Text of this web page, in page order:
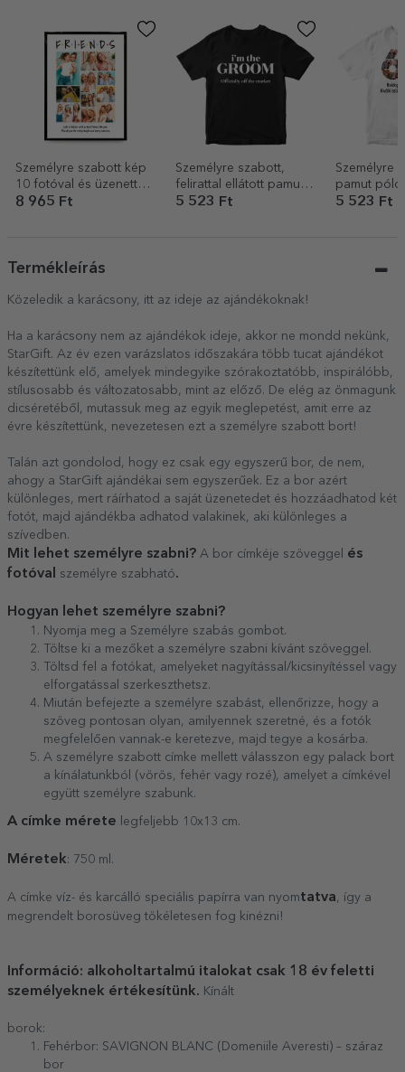
Személyre szabott kép
10 fotóval és üzenettel
– Friends
8 965 Ft
Személyre szabott,
felirattal ellátott pamut
póló – A vőlegény
5 523 Ft
Személyre
pamut
és
5 523 Ft
Termékleírás
Közeledik a karácsony, itt az ideje az ajándékoknak!
Ha a karácsony nem az ajándékok ideje, akkor ne mondd nekünk,
StarGift. Az év ezen varázslatos időszakára több tucat ajándékot
készítettünk elő, amelyek mindegyike szórakoztatóbb, inspirálóbb,
stílusosabb és változatosabb, mint az előző. De elég az önmagunk
dicséretéből, mutassuk meg az egyik meglepetést, amit erre az
évre készítettünk, nevezetesen ezt a személyre szabott bort!
Talán azt gondolod, hogy ez csak egy egyszerű bor, de nem,
ahogy a StarGift ajándékai sem egyszerűek. Ez a bor azért
különleges, mert ráírhatod a saját üzenetedet és hozzáadhatod két
fotót, majd ajándékba adhatod valakinek, aki különleges a
szívedben.
Mit lehet személyre szabni? A bor címkéje szöveggel
és
fotóval
személyre szabható.
Hogyan lehet személyre szabni?
Nyomja meg a Személyre szabás gombot.
Töltse ki a mezőket a személyre szabni kívánt szöveggel.
Töltsd fel a fotókat, amelyeket nagyítással/kicsinyítéssel vagy
elforgatással szerkeszthetsz.
Miután befejezte a személyre szabást, ellenőrizze, hogy a
szöveg pontosan olyan, amilyennek szeretné, és a fotók
megfelelően vannak-e keretezve, majd tegye a kosárba.
A személyre szabott címke mellett válasszon egy palack bort
a kínálatunkból (vörös, fehér vagy rozé), amelyet a címkével
együtt személyre szabunk.
A címke mérete legfeljebb 10x13 cm.
Méretek: 750 ml.
A címke víz- és karcálló speciális papírra van nyomtatva, így a
megrendelt borosüveg tökéletesen fog kinézni!
Információ: alkoholtartalmú italokat csak 18 év feletti
személyeknek értékesítünk. Kínált
borok:
Fehérbor: SAVIGNON BLANC (Domeniile Averesti) – száraz
bor